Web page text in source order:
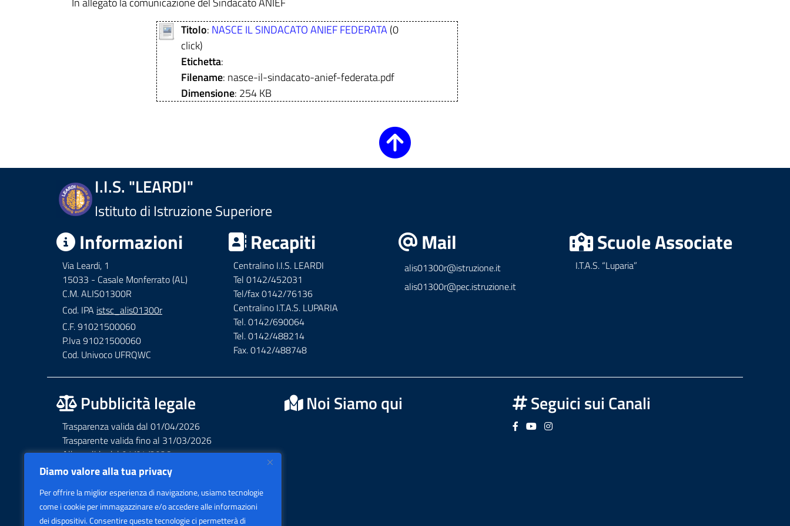
Diamo valore alla tua privacy
Per offrire la miglior esperienza di navigazione, usiamo tecnologie
come i cookie per immagazzinare e/o accedere alle informazioni
dei dispositivi. Consentire queste tecnologie ci permetterà di
Titolo: NASCE IL SINDACATO ANIEF FEDERATA(0
click)
Etichetta:
Filename: nasce-il-sindacato-anief-federata.pdf
Dimensione: 254 KB
I.I.S. "LEARDI"
Istituto di Istruzione Superiore
Informazioni
Via Leardi, 1
15033 - Casale Monferrato (AL)
C.M. ALIS01300R
Cod. IPA istsc_alis01300r
C.F. 91021500060
P.Iva 91021500060
Cod. Univoco UFRQWC
Recapiti
Centralino I.I.S. LEARDI
Tel 0142/452031
Tel/fax 0142/76136
Centralino I.T.A.S. LUPARIA
Tel. 0142/690064
Tel. 0142/488214
Fax. 0142/488748
Mail
alis01300r@istruzione.it
alis01300r@pec.istruzione.it
Scuole Associate
I.T.A.S. “Luparia”
Pubblicità legale
Trasparenza valida dal 01/04/2026
Trasparente valida fino al 31/03/2026
Albo valido dal 01/04/2026
Albo valido fino al 31/03/2026
Accessibilità AGID Form
Noi Siamo qui Seguici sui Canali
Seguici su Facebook
Seguici su YouTube
Seguici su Instagram